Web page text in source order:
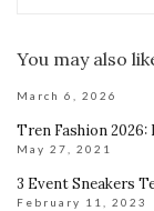
You may also
March 6, 2026
Tren Fashion
May 27, 2021
3 Event Sneakers
February 11, 2023